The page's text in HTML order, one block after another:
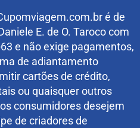
é de
E. de O. Taroco com
e não exige pagamentos,
de adiantamento
cartões de crédito,
ou quaisquer outros
consumidores desejem
de criadores de